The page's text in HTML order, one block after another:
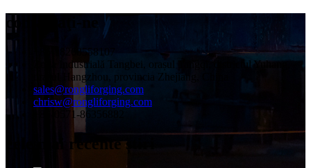
contactaţi-ne
+86-18268558107
Zona Industrială Tangbei, orașul Tangqi, districtul Yuhang,
orașul Hangzhou, provincia Zhejiang, China
sales@rongliforging.com
chrisw@rongliforging.com
+86-0571-86356882
cele mai recente știri